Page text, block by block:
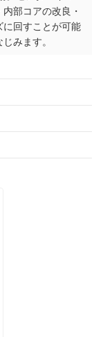
部コアの改良・
回すことが可能
みます。